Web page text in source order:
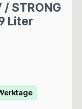
STRONG
Liter